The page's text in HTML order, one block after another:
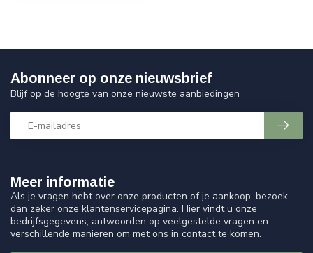
Meer informatie
Als je vragen hebt over onze producten of je aankoop, bezoek
dan zeker onze klantenservicepagina. Hier vindt u onze
bedrijfsgegevens, antwoorden op veelgestelde vragen en
verschillende manieren om met ons in contact te komen.
Abonneer op onze nieuwsbrief
Blijf op de hoogte van onze nieuwste aanbiedingen